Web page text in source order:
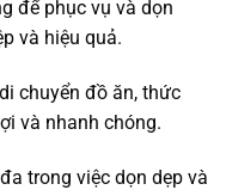
để phục vụ và dọn
và hiệu quả.
chuyển đồ ăn, thức
và nhanh chóng.
trong việc dọn dẹp và